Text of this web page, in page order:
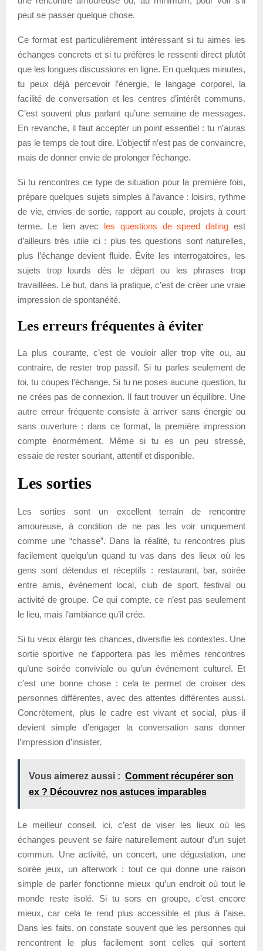
peut se passer quelque chose.
Ce format est particulièrement intéressant si tu aimes les
échanges concrets et si tu préfères le ressenti direct plutôt
que les longues discussions en ligne. En quelques minutes,
tu peux déjà percevoir l’énergie, le langage corporel, la
facilité de conversation et les centres d’intérêt communs.
C’est souvent plus parlant qu’une semaine de messages.
En revanche, il faut accepter un point essentiel : tu n’auras
pas le temps de tout dire. L’objectif n’est pas de convaincre,
mais de donner envie de prolonger l’échange.
Si tu rencontres ce type de situation pour la première fois,
prépare quelques sujets simples à l’avance : loisirs, rythme
de vie, envies de sortie, rapport au couple, projets à court
terme. Le lien avec les questions de speed dating est
d’ailleurs très utile ici : plus tes questions sont naturelles,
plus l’échange devient fluide. Évite les interrogatoires, les
sujets trop lourds dès le départ ou les phrases trop
travaillées. Le but, dans la pratique, c’est de créer une vraie
impression de spontanéité.
Les erreurs fréquentes à éviter
La plus courante, c’est de vouloir aller trop vite ou, au
contraire, de rester trop passif. Si tu parles seulement de
toi, tu coupes l’échange. Si tu ne poses aucune question, tu
ne crées pas de connexion. Il faut trouver un équilibre. Une
autre erreur fréquente consiste à arriver sans énergie ou
sans ouverture : dans ce format, la première impression
compte énormément. Même si tu es un peu stressé,
essaie de rester souriant, attentif et disponible.
Les sorties
Les sorties sont un excellent terrain de rencontre
amoureuse, à condition de ne pas les voir uniquement
comme une “chasse”. Dans la réalité, tu rencontres plus
facilement quelqu’un quand tu vas dans des lieux où les
gens sont détendus et réceptifs : restaurant, bar, soirée
entre amis, événement local, club de sport, festival ou
activité de groupe. Ce qui compte, ce n’est pas seulement
le lieu, mais l’ambiance qu’il crée.
Si tu veux élargir tes chances, diversifie les contextes. Une
sortie sportive ne t’apportera pas les mêmes rencontres
qu’une soirée conviviale ou qu’un événement culturel. Et
c’est une bonne chose : cela te permet de croiser des
personnes différentes, avec des attentes différentes aussi.
Concrètement, plus le cadre est vivant et social, plus il
devient simple d’engager la conversation sans donner
l’impression d’insister.
Vous aimerez aussi : Comment récupérer son
ex ? Découvrez nos astuces imparables
Le meilleur conseil, ici, c’est de viser les lieux où les
échanges peuvent se faire naturellement autour d’un sujet
commun. Une activité, un concert, une dégustation, une
soirée jeux, un afterwork : tout ce qui donne une raison
simple de parler fonctionne mieux qu’un endroit où tout le
monde reste isolé. Si tu sors en groupe, c’est encore
mieux, car cela te rend plus accessible et plus à l’aise.
Dans les faits, on constate souvent que les personnes qui
rencontrent le plus facilement sont celles qui sortent